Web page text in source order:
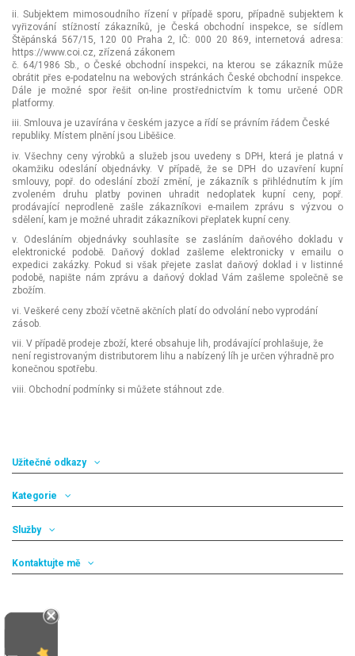
ii. Subjektem mimosoudního řízení v případě sporu, případně subjektem k
vyřizování stížností zákazníků, je Česká obchodní inspekce, se sídlem
Štěpánská 567/15, 120 00 Praha 2, IČ: 000 20 869, internetová adresa:
https://www.coi.cz , zřízená zákonem
č. 64/1986 Sb., o České obchodní inspekci, na kterou se zákazník může
obrátit přes e-podatelnu na webových stránkách České obchodní inspekce.
Dále je možné spor řešit on-line prostřednictvím k tomu určené ODR
platformy.
iii. Smlouva je uzavírána v českém jazyce a řídí se právním řádem České
republiky. Místem plnění jsou Liběšice.
iv. Všechny ceny výrobků a služeb jsou uvedeny s DPH, která je platná v
okamžiku odeslání objednávky. V případě, že se DPH do uzavření kupní
smlouvy, popř. do odeslání zboží změní, je zákazník s přihlédnutím k jím
zvoleném druhu platby povinen uhradit nedoplatek kupní ceny, popř.
prodávající neprodleně zašle zákazníkovi e-mailem zprávu s výzvou o
sdělení, kam je možné uhradit zákazníkovi přeplatek kupní ceny.
v. Odesláním objednávky souhlasíte se zasláním daňového dokladu v
elektronické podobě. Daňový doklad zašleme elektronicky v emailu o
expedici zakázky. Pokud si však přejete zaslat daňový doklad i v listinné
podobě, napište nám zprávu a daňový doklad Vám zašleme společně se
zbožím.
vi. Veškeré ceny zboží včetně akčních platí do odvolání nebo vyprodání
zásob.
vii. V případě prodeje zboží, které obsahuje lih, prodávající prohlašuje, že
není registrovaným distributorem lihu a nabízený líh je určen výhradně pro
konečnou spotřebu.
viii. Obchodní podmínky si můžete stáhnout zde.
Užitečné odkazy
Kategorie
Služby
Kontaktujte mě